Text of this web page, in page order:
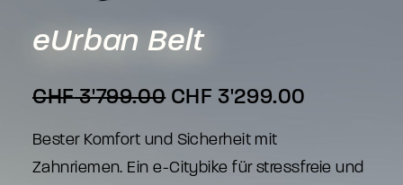
eUrban Belt
CHF3'799.00 Ursprünglicher
war:
CHF 3'799.00
CHF 3'299.00
CHF
Bester Komfort und Sicherheit mit
Zahnriemen. Ein e-Citybike für stressfreie und